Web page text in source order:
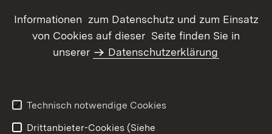
Barrierefreiheit
Benutzungshinweise
Impressum
Informationen zum Datenschutz und zum Einsatz
von Cookies auf dieser Seite finden Sie in
unserer
Datenschutzerklärung
Technisch notwendige Cookies
Drittanbieter-Cookies (Siehe